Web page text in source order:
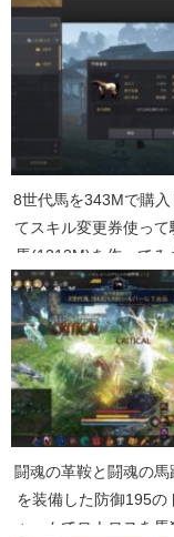
8世代馬を343Mで購入
てスキル変更券使って
馬(1213M)を作ってみ
した【黒い砂漠
Part4534】
闘魂の革鞍と闘魂の馬
を装備した防御195の
ゥームでロナロスを馬